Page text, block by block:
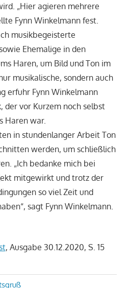
„Hier agieren mehrere
Fynn Winkelmann fest.
musikbegeisterte
Ehemalige in den
Haren, um Bild und Ton im
musikalische, sondern auch
erfuhr Fynn Winkelmann
der vor Kurzem noch selbst
Haren war.
in stundenlanger Arbeit Ton
werden, um schließlich
„Ich bedanke mich bei
mitgewirkt und trotz der
so viel Zeit und
sagt Fynn Winkelmann.
, Ausgabe 30.12.2020, S. 15